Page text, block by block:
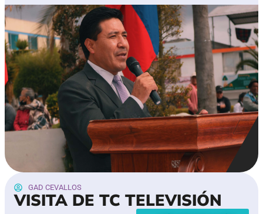
GAD CEVALLOS
VISITA DE TC TELEVISIÓN